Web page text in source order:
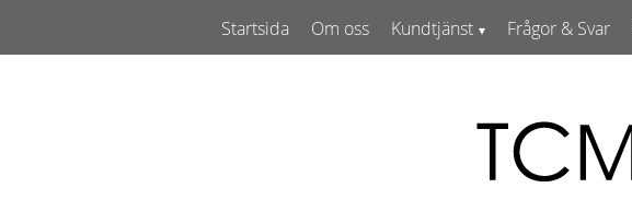
Startsida Om oss Kundtjänst Frågor & Svar